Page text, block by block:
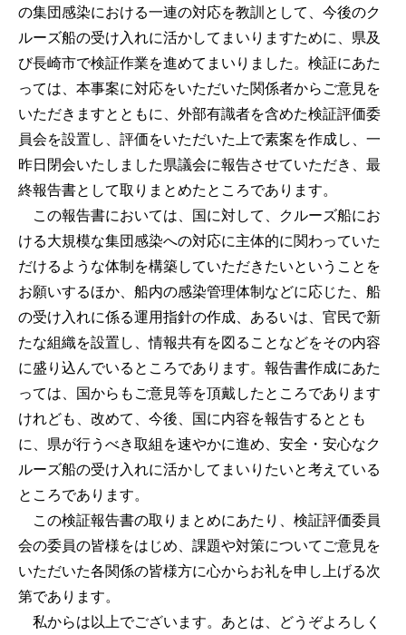
の集団感染における一連の対応を教訓として、今後のク
ルーズ船の受け入れに活かしてまいりますために、県及
び長崎市で検証作業を進めてまいりました。検証にあた
っては、本事案に対応をいただいた関係者からご意見を
いただきますとともに、外部有識者を含めた検証評価委
員会を設置し、評価をいただいた上で素案を作成し、一
昨日閉会いたしました県議会に報告させていただき、最
終報告書として取りまとめたところであります。
この報告書においては、国に対して、クルーズ船にお
ける大規模な集団感染への対応に主体的に関わっていた
だけるような体制を構築していただきたいということを
お願いするほか、船内の感染管理体制などに応じた、船
の受け入れに係る運用指針の作成、あるいは、官民で新
たな組織を設置し、情報共有を図ることなどをその内容
に盛り込んでいるところであります。報告書作成にあた
っては、国からもご意見等を頂戴したところであります
けれども、改めて、今後、国に内容を報告するととも
に、県が行うべき取組を速やかに進め、安全・安心なク
ルーズ船の受け入れに活かしてまいりたいと考えている
ところであります。
この検証報告書の取りまとめにあたり、検証評価委員
会の委員の皆様をはじめ、課題や対策についてご意見を
いただいた各関係の皆様方に心からお礼を申し上げる次
第であります。
私からは以上でございます。あとは、どうぞよろしく